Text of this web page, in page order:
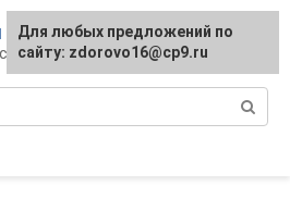
Для любых предложений по
сайту: zdorovo16@cp9.ru